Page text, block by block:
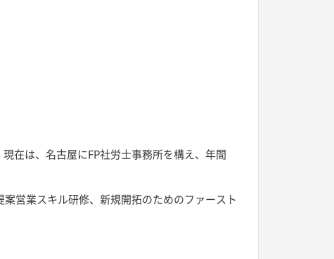
在は、名古屋にFP社労士事務所を構え、年間
営業スキル研修、新規開拓のためのファースト